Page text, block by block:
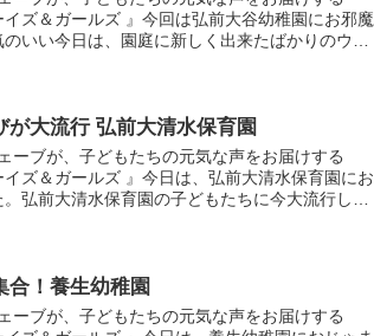
イズ＆ガールズ 』今回は弘前大谷幼稚園にお邪魔
いい今日は、園庭に新しく出来たばかりのウッ
が大流行 弘前大清水保育園
ーブが、子どもたちの元気な声をお届けする
イズ＆ガールズ 』今日は、弘前大清水保育園にお
。弘前大清水保育園の子どもたちに今大流行して
合！養生幼稚園
ーブが、子どもたちの元気な声をお届けする